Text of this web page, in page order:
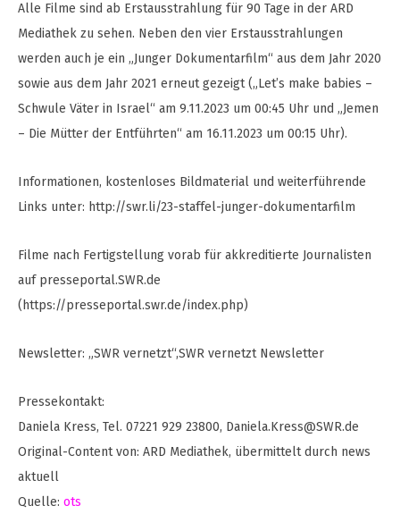
Alle Filme sind ab Erstausstrahlung für 90 Tage in der ARD
Mediathek zu sehen. Neben den vier Erstausstrahlungen
werden auch je ein „Junger Dokumentarfilm“ aus dem Jahr 2020
sowie aus dem Jahr 2021 erneut gezeigt („Let’s make babies –
Schwule Väter in Israel“ am 9.11.2023 um 00:45 Uhr und „Jemen
– Die Mütter der Entführten“ am 16.11.2023 um 00:15 Uhr).
Informationen, kostenloses Bildmaterial und weiterführende
Links unter: http://swr.li/23-staffel-junger-dokumentarfilm
Filme nach Fertigstellung vorab für akkreditierte Journalisten
auf presseportal.SWR.de
(https://presseportal.swr.de/index.php)
Newsletter: „SWR vernetzt“,SWR vernetzt Newsletter
Pressekontakt:
Daniela Kress, Tel. 07221 929 23800, Daniela.Kress@SWR.de
Original-Content von: ARD Mediathek, übermittelt durch news
aktuell
Quelle: ots